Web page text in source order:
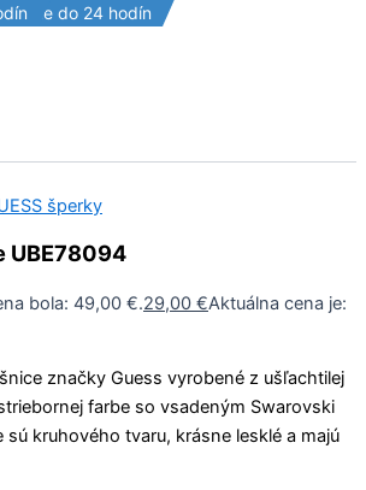
do 24 hodín
šperky
UBE78094
bola: 49,00 €.29,00 €Aktuálna cena je:
značky Guess vyrobené z ušľachtilej
farbe so vsadeným Swarovski
kruhového tvaru, krásne lesklé a majú
do 24 hodín